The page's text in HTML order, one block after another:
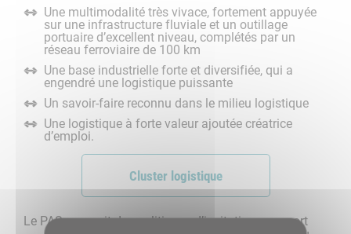
Une multimodalité très vivace, fortement appuyée
sur une infrastructure fluviale et un outillage
portuaire d’excellent niveau, complétés par un
réseau ferroviaire de 100 km
Une base industrielle forte et diversifiée, qui a
engendré une logistique puissante
Un savoir-faire reconnu dans le milieu logistique
Une logistique à forte valeur ajoutée créatrice
d’emploi.
Cluster logistique
Le PAS poursuit des politiques d’incitation au report